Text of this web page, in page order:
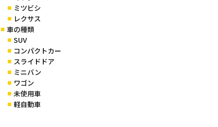
ミツビシ
レクサス
車の種類
SUV
コンパクトカー
スライドドア
ミニバン
ワゴン
未使用車
軽自動車